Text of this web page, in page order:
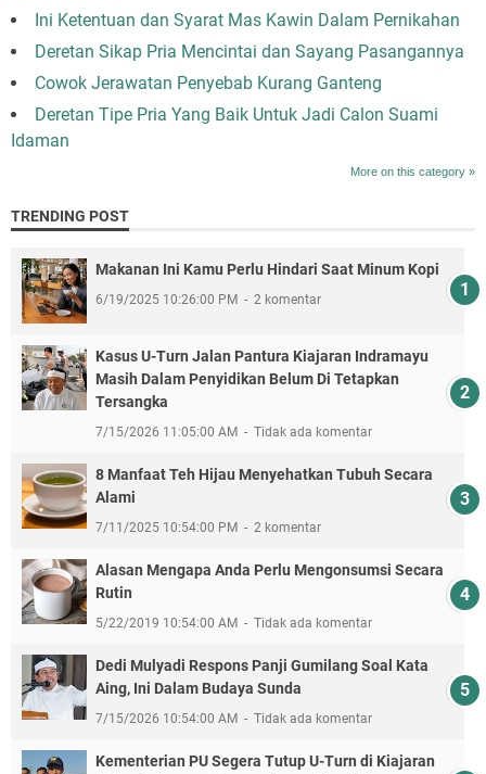
Ini Ketentuan dan Syarat Mas Kawin Dalam Pernikahan
Deretan Sikap Pria Mencintai dan Sayang Pasangannya
Cowok Jerawatan Penyebab Kurang Ganteng
Deretan Tipe Pria Yang Baik Untuk Jadi Calon Suami
Idaman
More on this category »
TRENDING POST
Makanan Ini Kamu Perlu Hindari Saat Minum Kopi
6/19/2025 10:26:00 PM 2 komentar
Kasus U-Turn Jalan Pantura Kiajaran Indramayu
Masih Dalam Penyidikan Belum Di Tetapkan
Tersangka
7/15/2026 11:05:00 AM Tidak ada komentar
8 Manfaat Teh Hijau Menyehatkan Tubuh Secara
Alami
7/11/2025 10:54:00 PM 2 komentar
Alasan Mengapa Anda Perlu Mengonsumsi Secara
Rutin
5/22/2019 10:54:00 AM Tidak ada komentar
Dedi Mulyadi Respons Panji Gumilang Soal Kata
Aing, Ini Dalam Budaya Sunda
7/15/2026 10:54:00 AM Tidak ada komentar
Kementerian PU Segera Tutup U-Turn di Kiajaran